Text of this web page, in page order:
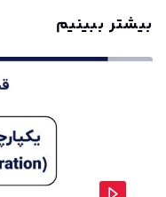
بیشتر ببینیم